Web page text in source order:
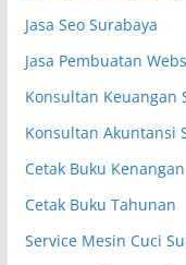
Jasa Seo Surabaya
Jasa Pembuatan
Konsultan Keuangan
Konsultan Akuntansi
Cetak Buku Kenangan
Cetak Buku Tahunan
Service Mesin Cuci